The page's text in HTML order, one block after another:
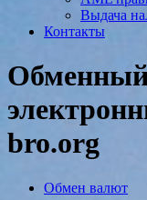
Выдача
Контакты
bro.org
Обмен валют